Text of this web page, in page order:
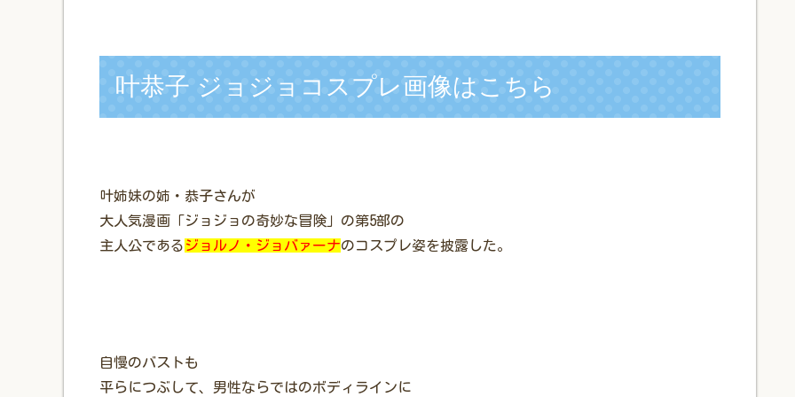
叶恭子 ジョジョコスプレ画像はこちら
叶姉妹の姉・恭子さんが
大人気漫画「ジョジョの奇妙な冒険」の第5部の
主人公である ジョルノ・ジョバァーナのコスプレ姿を披露した。
自慢のバストも
平らにつぶして、男性ならではのボディラインに